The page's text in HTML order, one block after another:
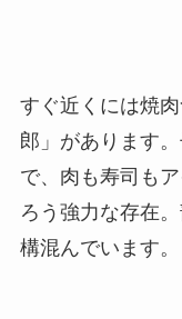
すぐ近くには焼
郎」があります
で、肉も寿司も
ろう強力な存在
構混んでいます。